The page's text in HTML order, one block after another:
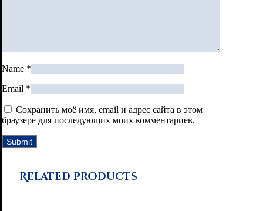
Name *
Email *
Сохранить моё имя, email и адрес сайта в этом
браузере для последующих моих комментариев.
Related products